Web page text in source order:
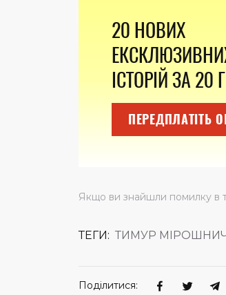
20 НОВИХ
ІСТОРІЙ ЗА 20
ПЕРЕДПЛАТІТЬ
Якщо ви знайшли помилку в
ТЕГИ: ТИМУР
Поділитися: